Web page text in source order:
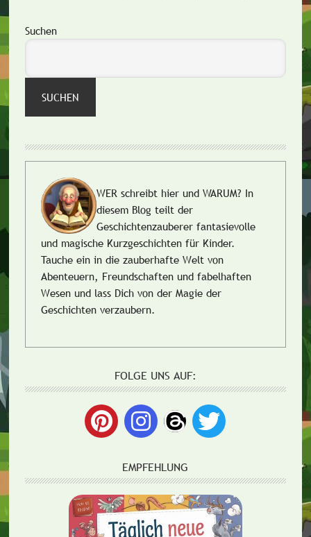
Seitenspalte
Suchen
SUCHEN
WER schreibt hier und WARUM? In
diesem Blog teilt der
Geschichtenzauberer fantasievolle
und magische Kurzgeschichten für Kinder.
Tauche ein in die zauberhafte Welt von
Abenteuern, Freundschaften und fabelhaften
Wesen und lass Dich von der Magie der
Geschichten verzaubern.
FOLGE UNS AUF:
EMPFEHLUNG